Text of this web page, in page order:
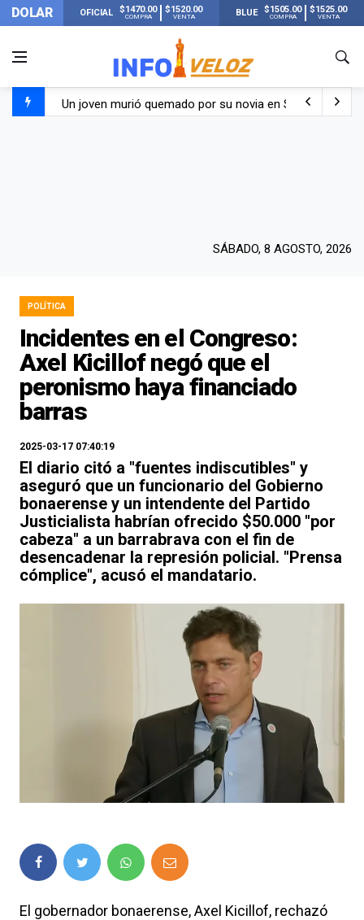
DOLAR OFICIAL $1470.00
COMPRA
$1520.00
VENTA BLUE $1505.00
COMPRA
$1525.00
VENTA
Un joven murió quemado por su novia en San Luis:
SÁBADO, 8 AGOSTO, 2026
POLÍTICA
Incidentes en el Congreso:
Axel Kicillof negó que el
peronismo haya financiado
barras
2025-03-17 07:40:19
El diario citó a "fuentes indiscutibles" y
aseguró que un funcionario del Gobierno
bonaerense y un intendente del Partido
Justicialista habrían ofrecido $50.000 "por
cabeza" a un barrabrava con el fin de
desencadenar la represión policial. "Prensa
cómplice", acusó el mandatario.
El gobernador bonaerense, Axel Kicillof, rechazó